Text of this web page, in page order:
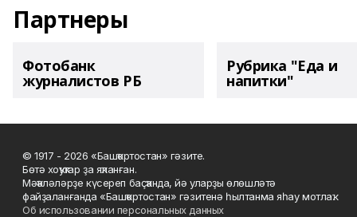
Партнеры
Фотобанк
журналистов РБ
Рубрика "Еда и
напитки"
© 1917 - 2026 «Башҡортостан» гәзите.
Бөтә хоҡуҡтар ҙа яҡланған.
Мәҡәләләрҙе күсереп баҫҡанда, йә уларҙы өлөшләтә
файҙаланғанда «Башҡортостан» гәзитенә һылтанма яһау мотлаҡ.
Об использовании персональных данных